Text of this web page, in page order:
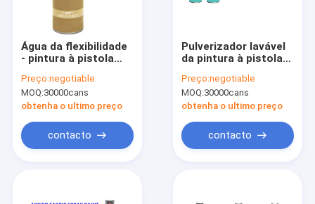
Água da flexibilidade
- pintura à pistola
200ml 400ml da tela
Preço:negotiable
MOQ:30000cans
obtenha o ultimo preço
contacto
Pulverizador lavável
da pintura à pistola
resistência UV da
camisa de T e a
secagem rápida
Preço:negotiable
MOQ:30000cans
obtenha o ultimo preço
contacto